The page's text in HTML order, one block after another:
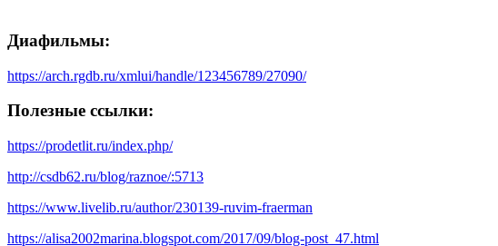
Диафильмы:
https://arch.rgdb.ru/xmlui/handle/123456789/27090/
Полезные ссылки:
https://prodetlit.ru/index.php/
http://csdb62.ru/blog/raznoe/:5713
https://www.livelib.ru/author/230139-ruvim-fraerman
https://alisa2002marina.blogspot.com/2017/09/blog-post_47.html